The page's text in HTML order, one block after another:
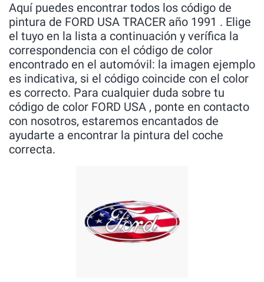
Aquí puedes encontrar todos los código de
pintura de FORD USA TRACER año 1991 . Elige
el tuyo en la lista a continuación y verífica la
correspondencia con el código de color
encontrado en el automóvil: la imagen ejemplo
es indicativa, si el código coincide con el color
es correcto. Para cualquier duda sobre tu
código de color FORD USA , ponte en contacto
con nosotros, estaremos encantados de
ayudarte a encontrar la pintura del coche
correcta.